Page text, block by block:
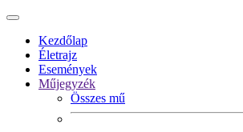
Kezdőlap
Életrajz
Események
Műjegyzék
Összes mű